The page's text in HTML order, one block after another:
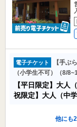
電子チケット
【手ぶ
（小学生不可）（8/
【平日限定】大人
祝限定】大人（中
他にも